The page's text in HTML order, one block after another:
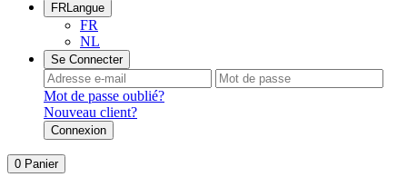
FRLangue
FR
NL
Se Connecter
Mot de passe oublié?
Nouveau client?
Connexion
0 Panier